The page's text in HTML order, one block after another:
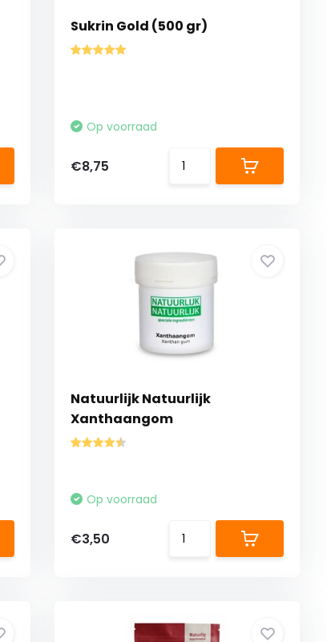
Sukrin Gold (500 gr)
Op voorraad
€8,75
Natuurlijk Natuurlijk
Xanthaangom
Op voorraad
€3,50